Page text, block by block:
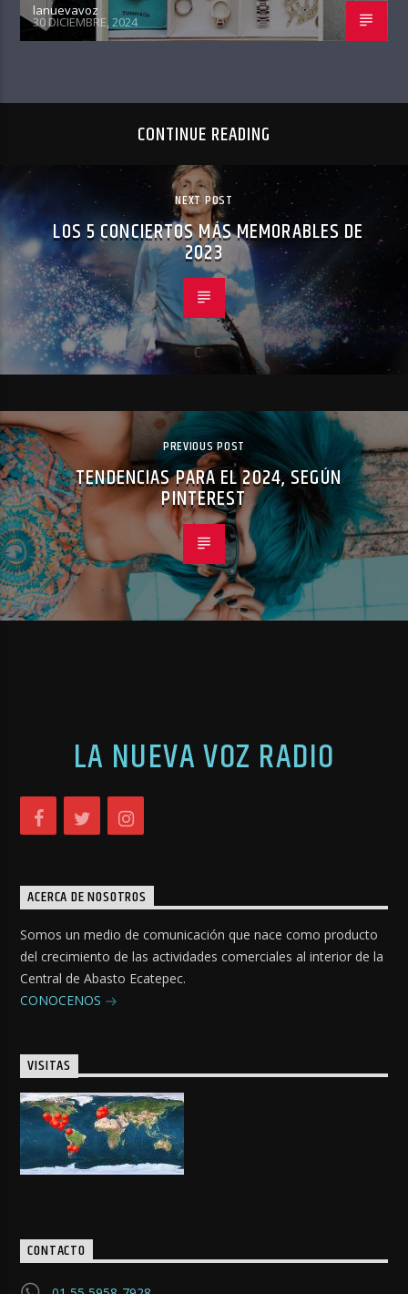
lanuevavoz
30 DICIEMBRE, 2024
CONTINUE READING
NEXT POST
LOS 5 CONCIERTOS MÁS MEMORABLES DE
2023
PREVIOUS POST
TENDENCIAS PARA EL 2024, SEGÚN
PINTEREST
LA NUEVA VOZ RADIO
ACERCA DE NOSOTROS
Somos un medio de comunicación que nace como producto
del crecimiento de las actividades comerciales al interior de la
Central de Abasto Ecatepec.
CONOCENOS
VISITAS
CONTACTO